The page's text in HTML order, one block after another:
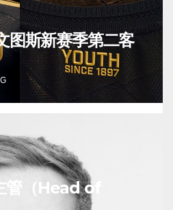
图斯新赛季第二客
管（Head of